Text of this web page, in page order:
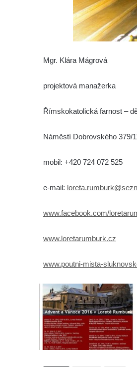
Mgr. Klára Mágrová
projektová manažerka
Římskokatolická farnost –
Náměstí Dobrovského 379/
mobil: +420 724 072 525
e-mail:
www.facebook.com/
www.loretarumburk.cz
www.poutni-mista-